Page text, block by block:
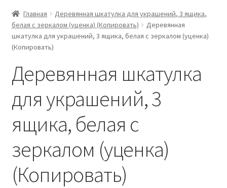
Главная
Деревянная шкатулка для украшений, 3 ящика,
белая с зеркалом (уценка) (Копировать)
Деревянная
шкатулка для украшений, 3 ящика, белая с зеркалом (уценка)
(Копировать)
Деревянная шкатулка
для украшений, 3
ящика, белая с
зеркалом (уценка)
(Копировать)